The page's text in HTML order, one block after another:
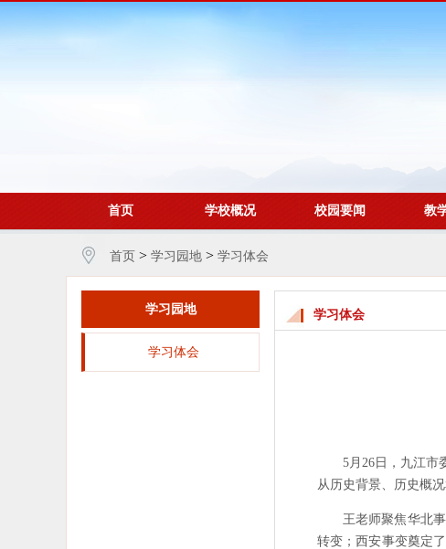
首页 学校概况 校园要闻 教
首页> 学习园地> 学习体会
学习园地
学习体会
学习体会
5月26日，九江市
从历史背景、历史概
王老师聚焦华北
转变；西安事变奠定